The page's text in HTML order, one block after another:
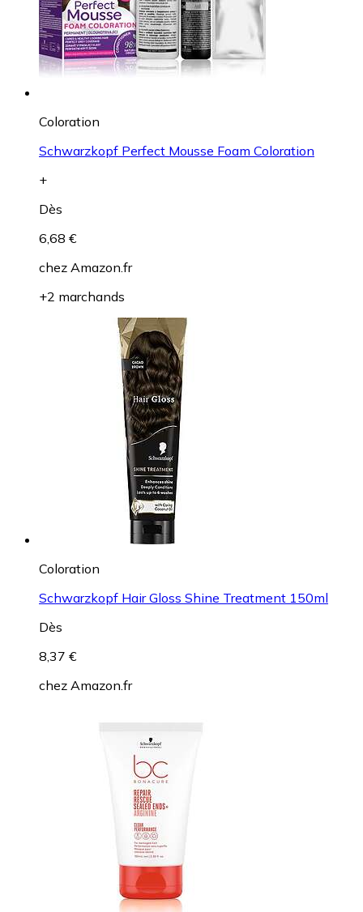
Coloration
Schwarzkopf Perfect Mousse Foam Coloration
+
Dès
6,68 €
chez Amazon.fr
+2 marchands
Coloration
Schwarzkopf Hair Gloss Shine Treatment 150ml
Dès
8,37 €
chez Amazon.fr